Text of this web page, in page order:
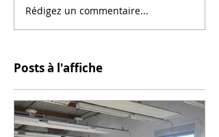
Rédigez un commentaire...
Posts à l'affiche